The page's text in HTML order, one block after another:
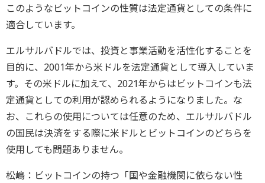
このようなビットコインの性質は法定通貨としての条件に
適合しています。
エルサルバドルでは、投資と事業活動を活性化することを
目的に、2001年から米ドルを法定通貨として導入していま
す。その米ドルに加えて、2021年からはビットコインも法
定通貨としての利用が認められるようになりました。な
お、これらの使用については任意のため、エルサルバドル
の国民は決済をする際に米ドルとビットコインのどちらを
使用しても問題ありません。
松嶋：ビットコインの持つ「国や金融機関に依らない性